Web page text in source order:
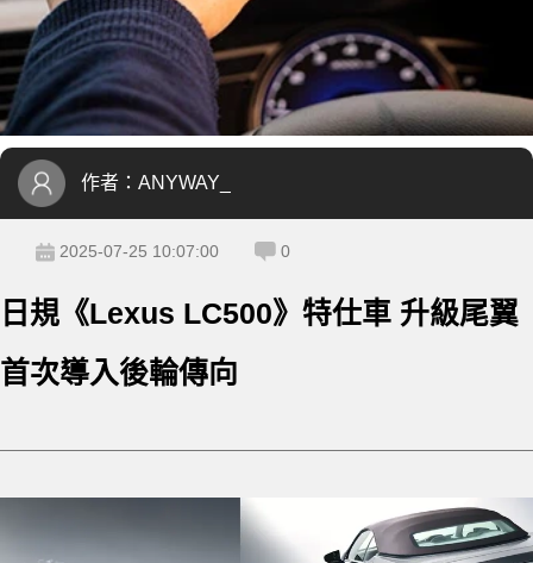
作者： ANYWAY_
2025-07-25 10:07:00 0
日規《Lexus LC500》特仕車 升級尾翼
首次導入後輪傳向